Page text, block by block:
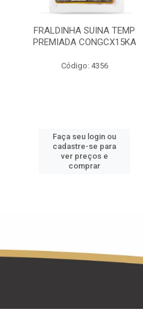
FRALDINHA SUINA TEMP
PREMIADA CONGCX15KA
Código: 4356
Faça seu login ou
cadastre-se para
ver preços e
comprar